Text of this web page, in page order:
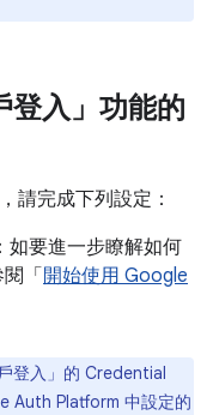
入」功能的
請完成下列設定：
：如要進一步瞭解如何
「 開始使用 Google
登入」的 Credential
Auth Platform 中設定的